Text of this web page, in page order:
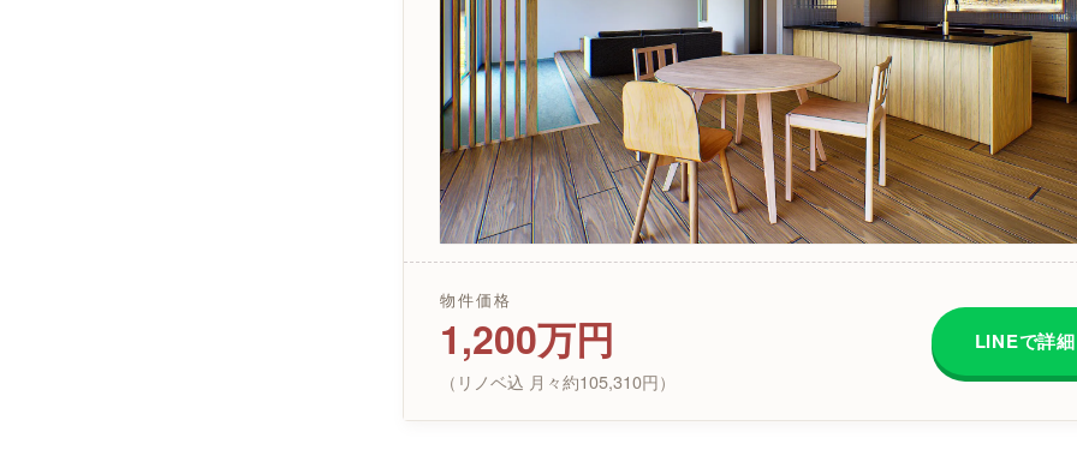
物件価格
1,200万円
（リノベ込 月々約105,310円）
LINEで詳